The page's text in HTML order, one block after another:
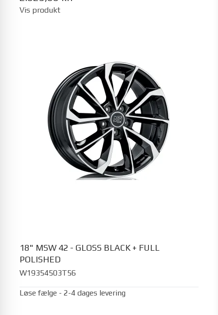
Vis produkt
18" MSW 42 - GLOSS BLACK + FULL
POLISHED
W19354503T56
Løse fælge - 2-4 dages levering